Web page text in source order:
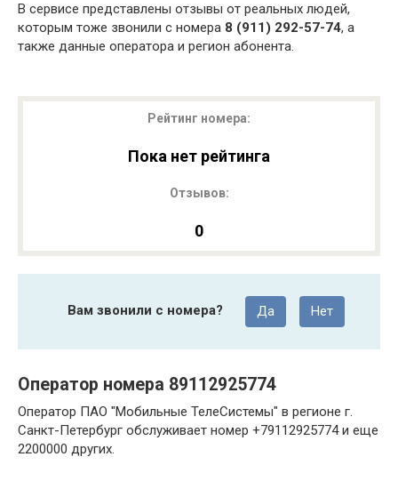
В сервисе представлены отзывы от реальных людей,
которым тоже звонили с номера 8 (911) 292-57-74, а
также данные оператора и регион абонента.
Рейтинг номера:
Пока нет рейтинга
Отзывов:
0
Вам звонили с номера? Да Нет
Оператор номера 89112925774
Оператор ПАО "Мобильные ТелеСистемы" в регионе г.
Санкт-Петербург обслуживает номер +79112925774 и еще
2200000 других.